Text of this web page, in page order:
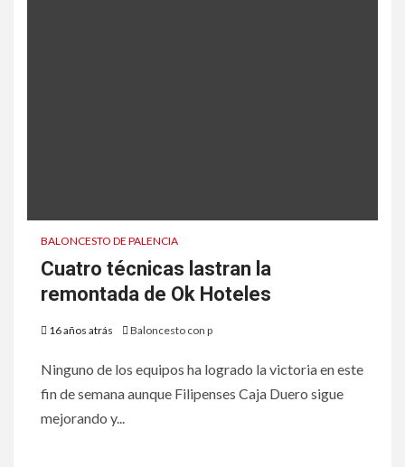
BALONCESTO DE PALENCIA
Cuatro técnicas lastran la
remontada de Ok Hoteles
16 años atrás Baloncesto con p
Ninguno de los equipos ha logrado la victoria en este
fin de semana aunque Filipenses Caja Duero sigue
mejorando y...